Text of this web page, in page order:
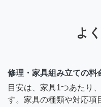
よ
修理・家具組み立ての料
目安は、家具1つあたり
す。家具の種類や対応項